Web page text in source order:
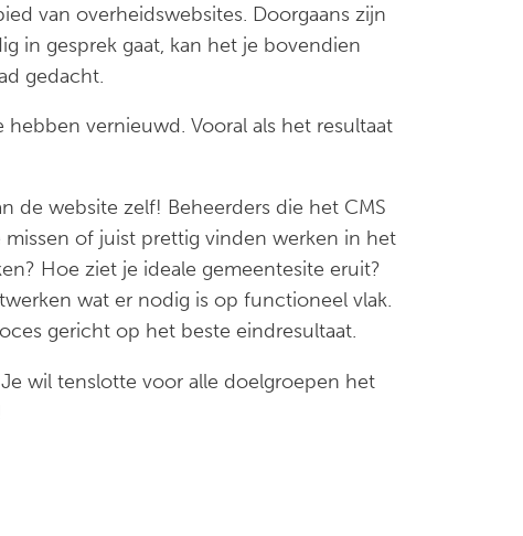
van overheidswebsites. Doorgaans zijn
in gesprek gaat, kan het je bovendien
gedacht.
vernieuwd. Vooral als het resultaat
de website zelf! Beheerders die het CMS
of juist prettig vinden werken in het
Hoe ziet je ideale gemeentesite eruit?
wat er nodig is op functioneel vlak.
gericht op het beste eindresultaat.
wil tenslotte voor alle doelgroepen het